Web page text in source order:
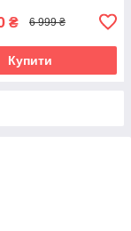
₴ 6 999 ₴
Купити